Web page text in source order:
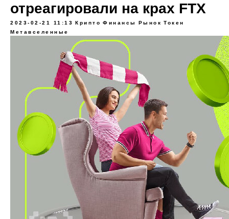
отреагировали на крах FTX
2023-02-21 11:13 Крипто Финансы Рынок Токен
Метавселенные